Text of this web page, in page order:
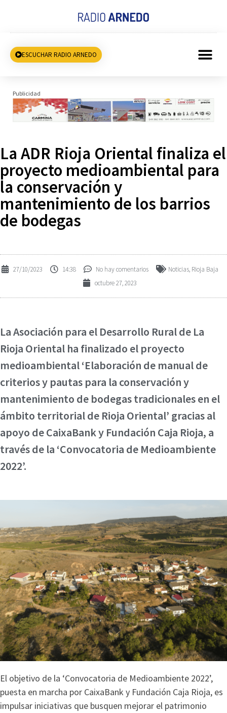
ESCUCHAR RADIO ARNEDO
Publicidad
La ADR Rioja Oriental finaliza el
proyecto medioambiental para
la conservación y
mantenimiento de los barrios
de bodegas
27/10/2023 14:38 No hay comentarios Noticias, Rioja Baja
octubre 27, 2023
La Asociación para el Desarrollo Rural de La
Rioja Oriental ha finalizado el proyecto
medioambiental ‘Elaboración de manual de
criterios y pautas para la conservación y
mantenimiento de bodegas tradicionales en el
ámbito territorial de Rioja Oriental’ gracias al
apoyo de CaixaBank y Fundación Caja Rioja, a
través de la ‘Convocatoria de Medioambiente
2022’.
El objetivo de la ‘Convocatoria de Medioambiente 2022’,
puesta en marcha por CaixaBank y Fundación Caja Rioja, es
impulsar iniciativas que busquen mejorar el patrimonio